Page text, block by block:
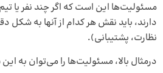
مسئولیت‌ها این است که اگر چند نفر یا
دارند، باید نقش هر کدام از آنها به
نظارت، پشتیبانی).
درمثال بالا، مسئولیت‌ها را می‌توان به